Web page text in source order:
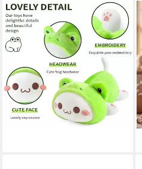
LUXUSKOLLEKTION
Kuscheltier Plüschtier Frosch
Katze Plüsch Spielzeug 50cm
Grüne Frosch Katze
78,95 €
lieferbar - in 3-4 Werktagen bei dir